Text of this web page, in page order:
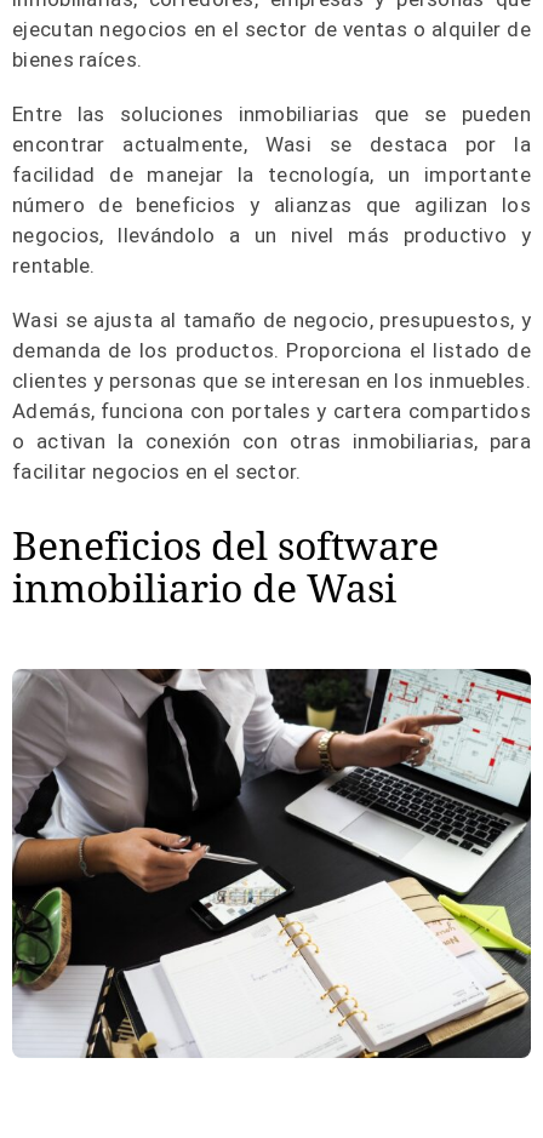
ejecutan negocios en el sector de ventas o alquiler de
bienes raíces.
Entre las soluciones inmobiliarias que se pueden
encontrar actualmente, Wasi se destaca por la
facilidad de manejar la tecnología, un importante
número de beneficios y alianzas que agilizan los
negocios, llevándolo a un nivel más productivo y
rentable.
Wasi se ajusta al tamaño de negocio, presupuestos, y
demanda de los productos. Proporciona el listado de
clientes y personas que se interesan en los inmuebles.
Además, funciona con portales y cartera compartidos
o activan la conexión con otras inmobiliarias, para
facilitar negocios en el sector.
Beneficios del software
inmobiliario de Wasi